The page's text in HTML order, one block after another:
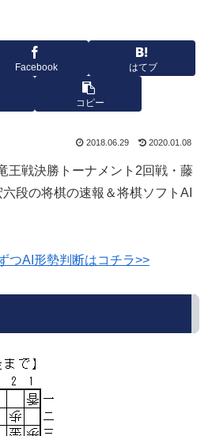
Facebook はてブ
コピー
2018.06.29 2020.01.08
王戦決勝トーナメント2回戦・藤
段の将棋の速報＆将棋ソフトAI
つAI形勢判断はコチラ>>